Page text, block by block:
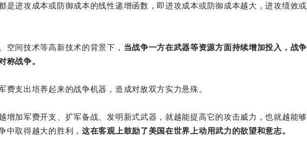
是进攻成本或防御成本的线性递增函数，即进攻成本或防御成本越大，进攻绩效或
空间技术等高新技术的背景下， 当战争一方在武器等资源方面持续增加投入，战争
称战争。
费支出培养起来的战争机器，造成对敌双方实力悬殊。
增加军费开支、扩军备战、发明新式武器，就越能提高它的攻击威力，也就越能够
中取得越大的胜利，这在客观上鼓励了美国在世界上动用武力的欲望和意志。